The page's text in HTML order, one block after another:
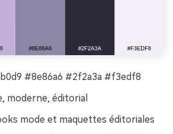
#8e86a6 #2f2a3a #f3edf8
moderne, éditorial
mode et maquettes éditoriales